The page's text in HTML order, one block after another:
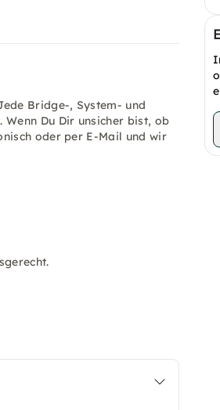
Bridge-, System- und
Du Dir unsicher bist, ob
oder per E-Mail und wir